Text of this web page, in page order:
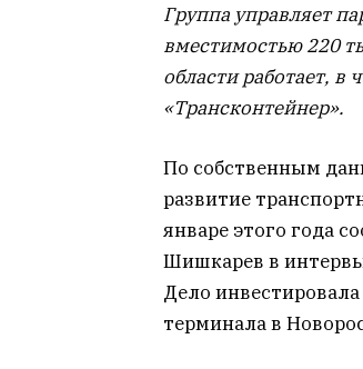
Группа управляет
вместимостью 220
области работает, в
«Трансконтейнер».
По собственным
развитие
январе этого года
Шишкарев в
Дело
терминала в